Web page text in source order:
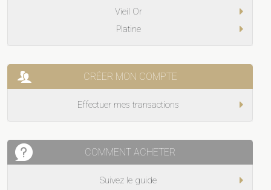
Vieil Or
Platine
CRÉER MON COMPTE
Effectuer mes transactions
COMMENT ACHETER
Suivez le guide